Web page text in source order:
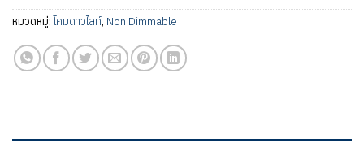
หมวดหมู่: โคมดาวไลท์, Non Dimmable